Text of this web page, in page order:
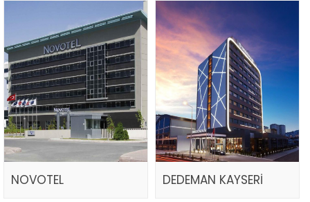
NOVOTEL DEDEMAN KAYSERİ